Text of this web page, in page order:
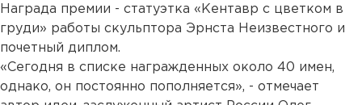
Награда премии - статуэтка «Кентавр с цветком в
груди» работы скульптора Эрнста Неизвестного и
почетный диплом.
«Сегодня в списке награжденных около 40 имен,
однако, он постоянно пополняется», - отмечает